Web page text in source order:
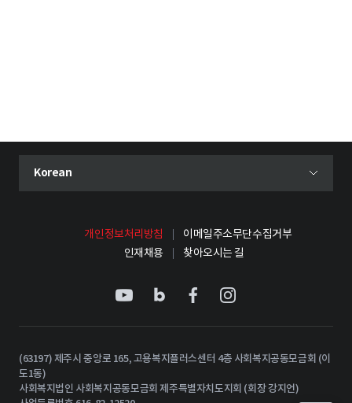
언어 선택 메뉴 열기
현재 선택된 언어
Korean
개인정보처리방침
이메일주소무단수집거부
인재채용
찾아오시는 길
(63197) 제주시 중앙로 165, 고용복지플러스센터 4층 사회복지공동모금회 (이
도1동)
사회복지법인 사회복지공동모금회 제주특별자치도지회 (회장 강지언)